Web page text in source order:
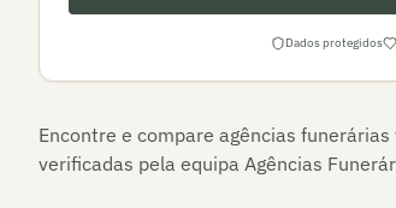
Dados protegidos
Encontre e compare agências
verificadas pela equipa Agências